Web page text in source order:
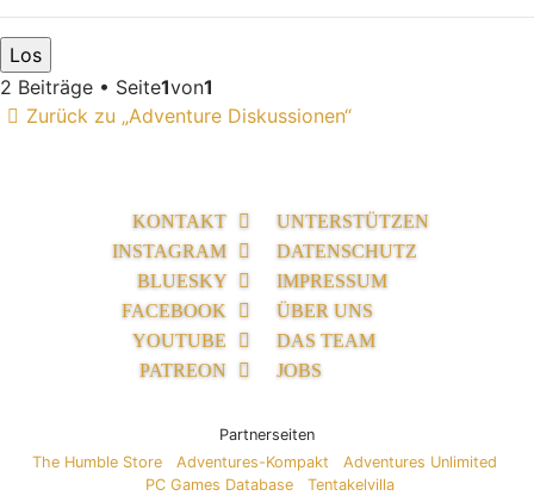
2 Beiträge • Seite1von1
Zurück zu „Adventure Diskussionen“
KONTAKT
INSTAGRAM
BLUESKY
FACEBOOK
YOUTUBE
PATREON
UNTERSTÜTZEN
DATENSCHUTZ
IMPRESSUM
ÜBER UNS
DAS TEAM
JOBS
Partnerseiten
The Humble Store
Adventures-Kompakt
Adventures Unlimited
PC Games Database
Tentakelvilla